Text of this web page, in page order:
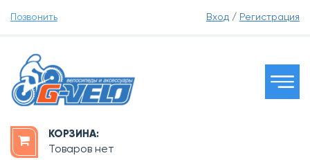
Позвонить Вход / Регистрация
КОРЗИНА:
Товаров нет